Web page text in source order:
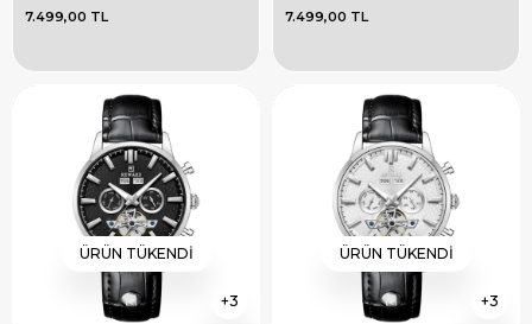
7.499,00 TL 7.499,00 TL
3
ÜRÜN TÜKENDI
3
ÜRÜN TÜKENDI